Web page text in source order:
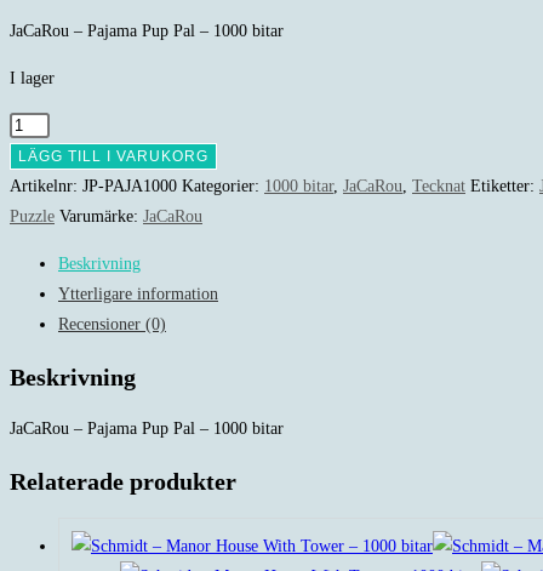
JaCaRou – Pajama Pup Pal – 1000 bitar
I lager
JaCaRou
Pajama
Pup
mängd
LÄGG TILL I VARUKORG
Artikelnr: JP-PAJA1000 Kategorier: 1000 bitar, JaCaRou Tecknat Etiketter:
Puzzle Varumärke: JaCaRou
Beskrivning
Ytterligare information
Recensioner (0)
Beskrivning
JaCaRou – Pajama Pup Pal – 1000 bitar
Relaterade produkter